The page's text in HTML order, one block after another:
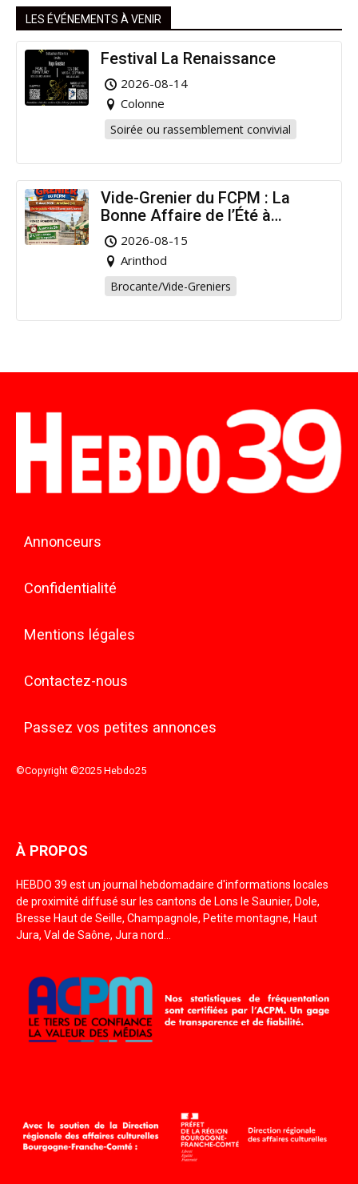
LES ÉVÉNEMENTS À VENIR
Festival La Renaissance
2026-08-14
Colonne
Soirée ou rassemblement convivial
Vide-Grenier du FCPM : La
Bonne Affaire de l’Été à
Arinthod !
2026-08-15
Arinthod
Brocante/Vide-Greniers